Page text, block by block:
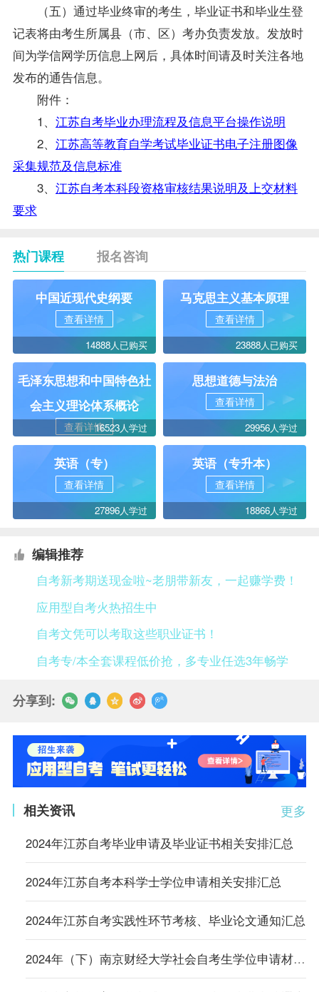
（五）通过毕业终审的考生，毕业证书和毕业生登
记表将由考生所属县（市、区）考办负责发放。发放时
间为学信网学历信息上网后，具体时间请及时关注各地
发布的通告信息。
附件：
1、 江苏自考毕业办理流程及信息平台操作说明
2、 江苏高等教育自学考试毕业证书电子注册图像
采集规范及信息标准
3、 江苏自考本科段资格审核结果说明及上交材料
要求
热门课程 报名咨询
中国近现代史纲要
查看详情
14888人已购买
马克思主义基本原理
查看详情
23888人已购买
毛泽东思想和中国特色社
会主义理论体系概论
查看详情16523人学过
思想道德与法治
查看详情
29956人学过
英语（专）
查看详情
27896人学过
英语（专升本）
查看详情
18866人学过
编辑推荐
自考新考期送现金啦~老朋带新友，一起赚学费！
应用型自考火热招生中
自考文凭可以考取这些职业证书！
自考专/本全套课程低价抢，多专业任选3年畅学
分享到:
更多
相关资讯
2024年江苏自考毕业申请及毕业证书相关安排汇总
2024年江苏自考本科学士学位申请相关安排汇总
2024年江苏自考实践性环节考核、毕业论文通知汇总
2024年（下）南京财经大学社会自考生学位申请材料初审通过（网上缴费）名单